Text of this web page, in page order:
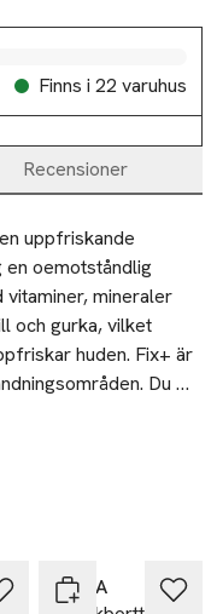
Finns i 22 varuhus
Recensioner
uppfriskande
oemotståndlig
mineraler
och gurka, vilket
huden. Fix+ är
Du
och efter applicering
i en
har en tendens till att
att sitta där det ska i
NIVEA